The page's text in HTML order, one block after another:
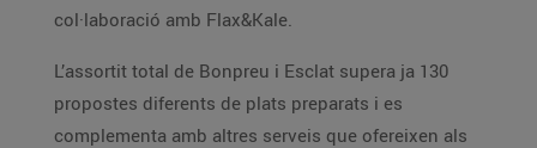
col·laboració amb Flax&Kale.
L’assortit total de Bonpreu i Esclat supera ja 130
propostes diferents de plats preparats i es
complementa amb altres serveis que ofereixen als